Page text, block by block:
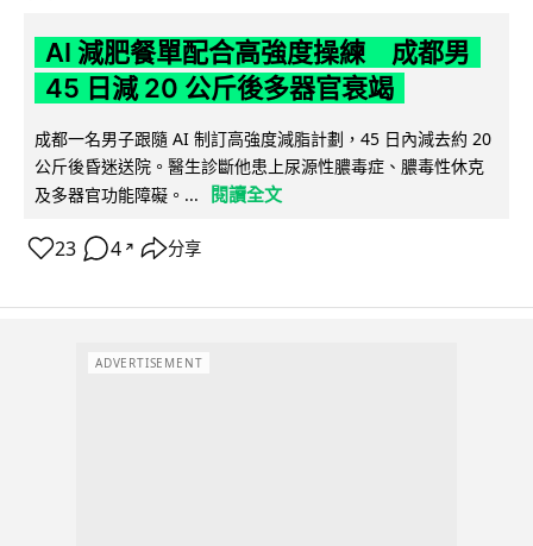
AI 減肥餐單配合高強度操練 成都男
45 日減 20 公斤後多器官衰竭
成都一名男子跟隨 AI 制訂高強度減脂計劃，45 日內減去約 20
公斤後昏迷送院。醫生診斷他患上尿源性膿毒症、膿毒性休克
及多器官功能障礙。...
閱讀全文
23 4 ↗ 分享
ADVERTISEMENT